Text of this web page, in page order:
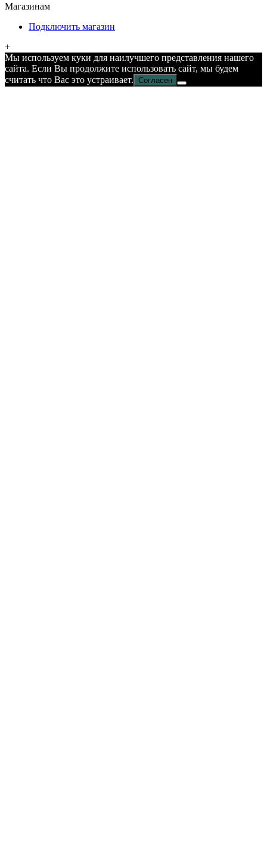
Магазинам
Подключить магазин
+
Мы используем куки для наилучшего представления нашего
сайта. Если Вы продолжите использовать сайт, мы будем
считать что Вас это устраивает. Согласен